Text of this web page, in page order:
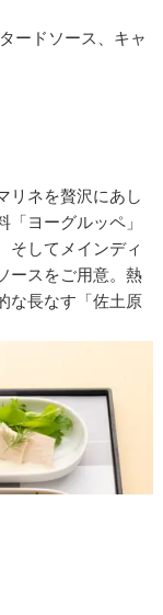
ードソース、キャ
リネを贅沢にあし
ヨーグルッペ」
そしてメインディ
ースをご用意。熱
な長なす「佐土原